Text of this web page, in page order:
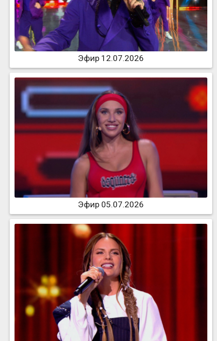
Эфир 12.07.2026
Эфир 05.07.2026